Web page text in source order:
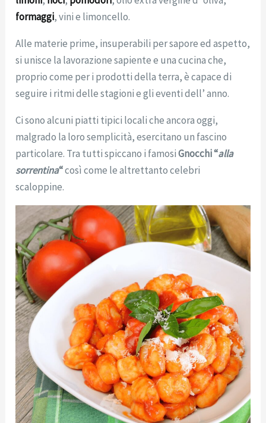
formaggi, vini e limoncello.
Alle materie prime, insuperabili per sapore ed aspetto,
si unisce la lavorazione sapiente e una cucina che,
proprio come per i prodotti della terra, è capace di
seguire i ritmi delle stagioni e gli eventi dell’ anno.
Ci sono alcuni piatti tipici locali che ancora oggi,
malgrado la loro semplicità, esercitano un fascino
particolare. Tra tutti spiccano i famosiGnocchi “alla
sorrentina“così come le altrettanto celebri
scaloppine.